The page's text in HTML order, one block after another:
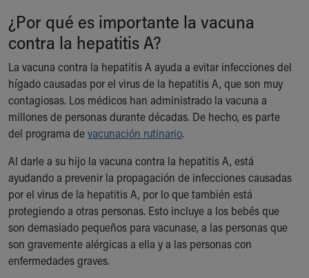
Safe Sleep
About Akron Children's Pediatrics
Building a Brighter Future
Our Mission, Vision, Promise
Calendar of Events
Community Mission
Connect With Us
Our Culture of Caring
Newsroom
Our Leadership
Quality and Patient Safety
Unity and Engagement
Women's Board
Our History
More childhood, please.™
¿Por qué es importante la vacuna
contra la hepatitis A?
La vacuna contra la hepatitis A ayuda a evitar infecciones del
hígado causadas por el virus de la hepatitis A, que son muy
contagiosas. Los médicos han administrado la vacuna a
millones de personas durante décadas. De hecho, es parte
del programa devacunación rutinario.
Al darle a su hijo la vacuna contra la hepatitis A, está
ayudando a prevenir la propagación de infecciones causadas
por el virus de la hepatitis A, por lo que también está
protegiendo a otras personas. Esto incluye a los bebés que
son demasiado pequeños para vacunase, a las personas que
son gravemente alérgicas a ella y a las personas con
enfermedades graves.